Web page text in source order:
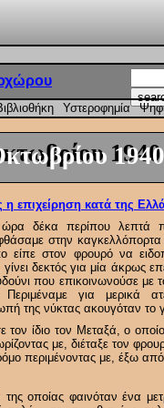
1940
1940
επιχείρηση κατά της
ώρα δέκα περίπου λεπτά
στην καγκελλόπορτα
στον φρουρό να
γίνει δεκτός για μία άκρως
που επικοινωνούσε με
Περιμέναμε για μερικά
της νύκτας ακουγόταν το
τον ίδιο τον Μεταξά, ο
με, διέταξε τον
περιμένοντας με, έξω
οποίας φαινόταν ένα
Υστεροφημία